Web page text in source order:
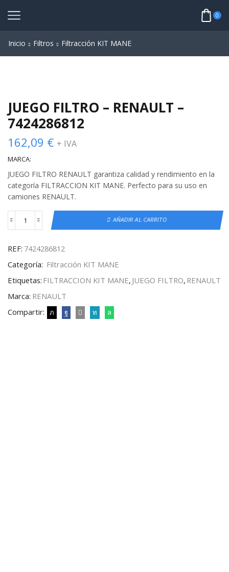
0
Inicio Filtros Filtracción KIT MANE
JUEGO FILTRO – RENAULT –
7424286812
162,09 € + IVA
MARCA:
JUEGO FILTRO RENAULT garantiza calidad y rendimiento en la
categoría FILTRACCION KIT MANE. Perfecto para su uso en
camiones RENAULT.
AÑADIR AL CARRITO
REF: 7424286812
Categoría: Filtracción KIT MANE
Etiquetas: FILTRACCION KIT MANE, JUEGO FILTRO, RENAULT
Marca: RENAULT
Compartir: